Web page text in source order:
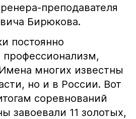
преподавателя
Бирюкова.
постоянно
многих известны
но и в России. Вот
соревнований
завоевали 11 золотых,